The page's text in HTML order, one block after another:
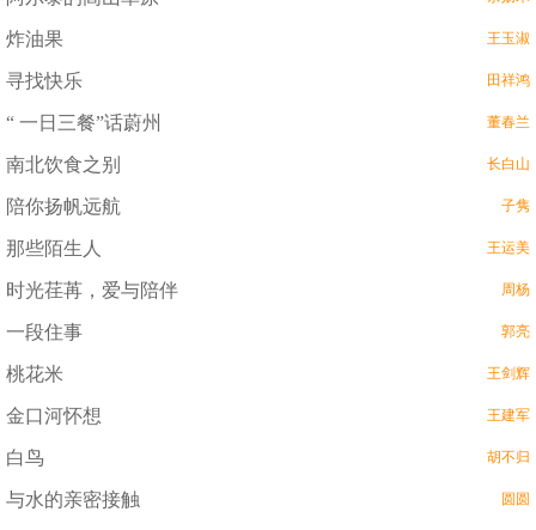
炸油果 王玉淑
寻找快乐 田祥鸿
“ 一日三餐”话蔚州 董春兰
南北饮食之别 长白山
陪你扬帆远航 子隽
那些陌生人 王运美
时光荏苒，爱与陪伴 周杨
一段住事 郭亮
桃花米 王剑辉
金口河怀想 王建军
白鸟 胡不归
与水的亲密接触 圆圆